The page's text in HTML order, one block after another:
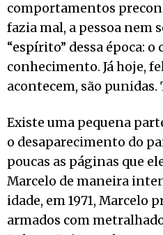
comportamentos
fazia mal, a pessoa nem
“espírito” dessa época:
conhecimento. Já hoje,
acontecem, são
Existe uma pequena
o desaparecimento do
poucas as páginas que
Marcelo de maneira
idade, em 1971, Marcelo
armados com